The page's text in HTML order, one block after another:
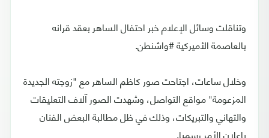
وتناقلت وسائل الإعلام خبر احتفال الساهر بعقد قرانه
بالعاصمة الأميركية #واشنطن.
وخلال ساعات، اجتاحت صور كاظم الساهر مع "زوجته الجديدة
المزعومة" مواقع التواصل، وشهدت الصور آلاف التعليقات
والتهاني والتبريكات، وذلك في ظل مطالبة البعض الفنان
بإعلان الأمر رسميا.